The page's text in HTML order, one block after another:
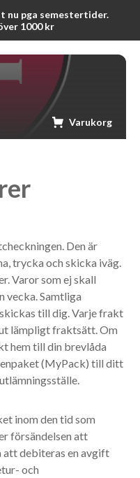
nu pga semestertider.
1000 kr
Varukorg
Den är
trycka och skicka iväg.
Varor som ej skall
vecka. Samtliga
till dig. Varje frakt
lämpligt fraktsätt. Om
hem till din brevlåda
(MyPack) till ditt
inom den tid som
försändelsen att
att debiteras en avgift
och